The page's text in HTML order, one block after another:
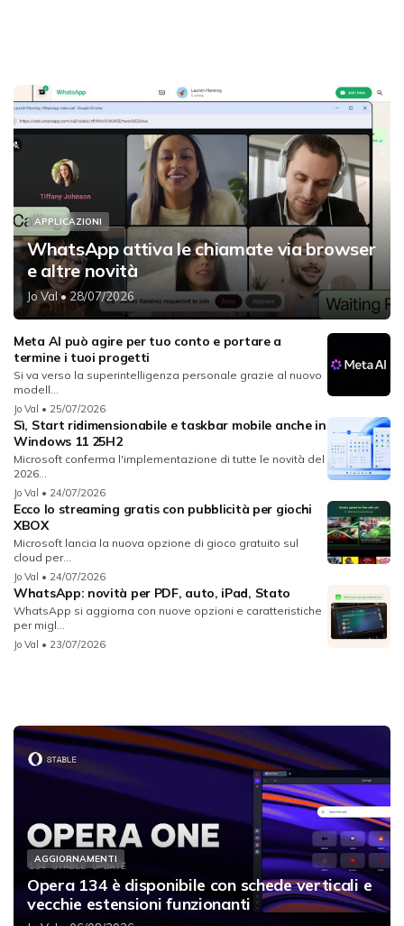
APPLICAZIONI
WhatsApp attiva le chiamate via browser
e altre novità
Jo Val• 28/07/2026
Meta AI può agire per tuo conto e portare a
termine i tuoi progetti
Si va verso la superintelligenza personale grazie al nuovo
modell...
Jo Val • 25/07/2026
Sì, Start ridimensionabile e taskbar mobile anche in
Windows 11 25H2
Microsoft conferma l'implementazione di tutte le novità del
2026...
Jo Val • 24/07/2026
Ecco lo streaming gratis con pubblicità per giochi
XBOX
Microsoft lancia la nuova opzione di gioco gratuito sul
cloud per...
Jo Val • 24/07/2026
WhatsApp: novità per PDF, auto, iPad, Stato
WhatsApp si aggiorna con nuove opzioni e caratteristiche
per migl...
Jo Val • 23/07/2026
AGGIORNAMENTI
Opera 134 è disponibile con schede verticali e
vecchie estensioni funzionanti